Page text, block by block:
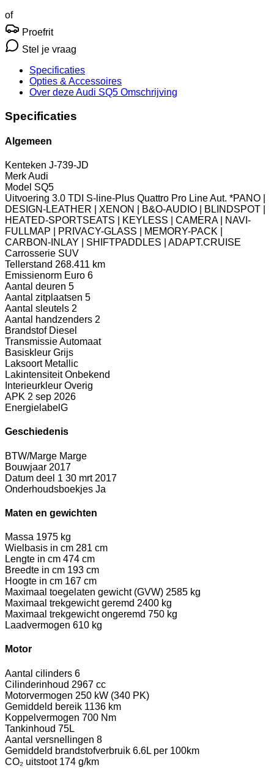
of
Proefrit
Stel je vraag
Specificaties
Opties & Accessoires
Over deze Audi SQ5 Omschrijving
Specificaties
Algemeen
Kenteken J-739-JD
MerkAudi
Model SQ5
Uitvoering 3.0 TDI S-line-Plus Quattro Pro Line Aut. *PANO |
DESIGN-LEATHER | XENON | B&O-AUDIO | BLINDSPOT |
HEATED-SPORTSEATS | KEYLESS | CAMERA | NAVI-
FULLMAP | PRIVACY-GLASS | MEMORY-PACK |
CARBON-INLAY | SHIFTPADDLES | ADAPT.CRUISE
Carrosserie SUV
Tellerstand 268.411 km
Emissienorm Euro 6
Aantal deuren 5
Aantal zitplaatsen 5
Aantal sleutels 2
Aantal handzenders 2
Brandstof Diesel
TransmissieAutomaat
Basiskleur Grijs
Laksoort Metallic
Lakintensiteit Onbekend
Interieurkleur Overig
APK 2 sep 2026
Energielabel G
Geschiedenis
BTW/Marge Marge
Bouwjaar 2017
Datum deel 1 30 mrt 2017
Onderhoudsboekjes Ja
Maten en gewichten
Massa 1975 kg
Wielbasis in cm 281 cm
Lengte in cm 474 cm
Breedte in cm 193 cm
Hoogte in cm 167 cm
Maximaal toegelaten gewicht (GVW) 2585 kg
Maximaal trekgewicht geremd 2400 kg
Maximaal trekgewicht ongeremd 750 kg
Laadvermogen 610 kg
Motor
Aantal cilinders 6
Cilinderinhoud 2967 cc
Motorvermogen 250 kW (340 PK)
Gemiddeld bereik 1136 km
Koppelvermogen 700 Nm
Tankinhoud 75L
Aantal versnellingen 8
Gemiddeld brandstofverbruik 6.6L per 100km
CO₂ uitstoot 174 g/km